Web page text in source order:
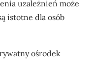
uzależnień może
istotne dla osób
ośrodek